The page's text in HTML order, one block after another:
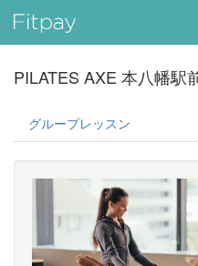
PILATES AXE 本八幡駅
グループレッスン